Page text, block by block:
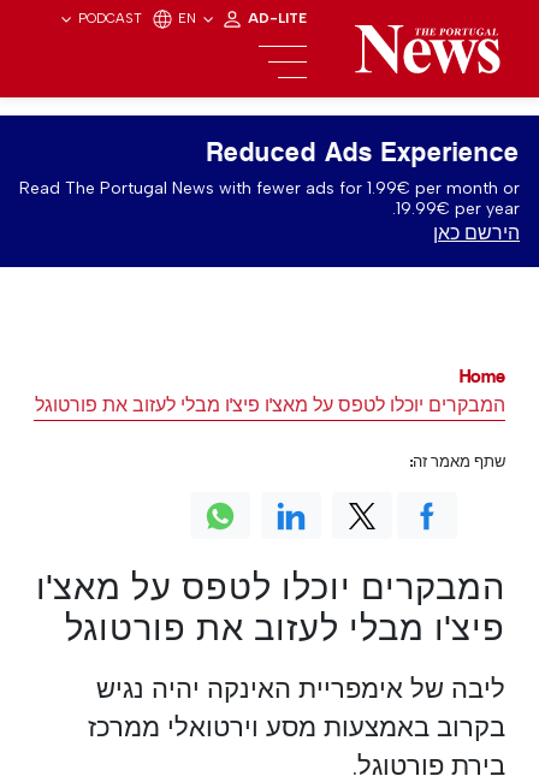
PODCAST EN AD-LITE
Reduced Ads Experience
Read The Portugal News with fewer ads for 1.99€ per month or
19.99€ per year.
הירשם כאן
Home
המבקרים יוכלו לטפס על מאצ'ו פיצ'ו מבלי לעזוב את פורטוגל
המבקרים יוכלו לטפס על מאצ'ו
פיצ'ו מבלי לעזוב את פורטוגל
ליבה של אימפריית האינקה יהיה נגיש
בקרוב באמצעות מסע וירטואלי ממרכז
בירת פורטוגל.
שתף מאמר זה: